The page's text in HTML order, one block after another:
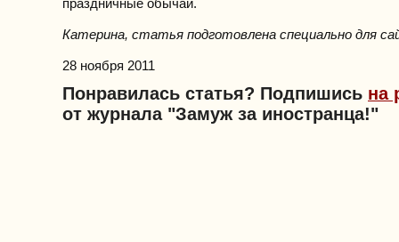
праздничные обычаи.
Катерина, статья подготовлена специально для
28 ноября 2011
Понравилась статья? Подпишись на
от журнала "Замуж за иностранца!"